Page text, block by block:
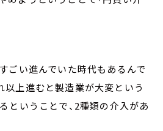
ごい進んでいた時代もあるんで
以上進むと製造業が大変という
ということで、2種類の介入があ